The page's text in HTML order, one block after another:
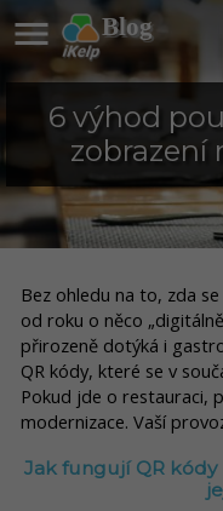
Blog

6 výhod
zobrazení
Bez ohledu na to, zda
od roku o něco
přirozeně dotýká i
QR kódy, které se v
Pokud jde o restauraci,
modernizace. Vaší
Jak fungují QR